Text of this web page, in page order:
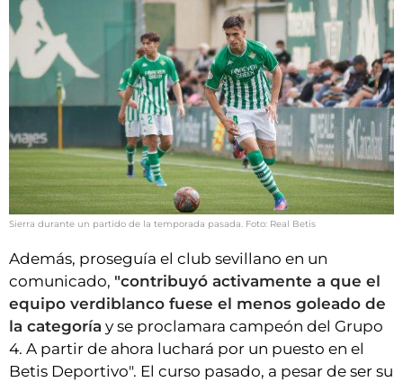
Sierra durante un partido de la temporada pasada. Foto: Real Betis
Además, proseguía el club sevillano en un
comunicado, "contribuyó activamente a que el
equipo verdiblanco fuese el menos goleado de
la categoría y se proclamara campeón del Grupo
4. A partir de ahora luchará por un puesto en el
Betis Deportivo". El curso pasado, a pesar de ser su